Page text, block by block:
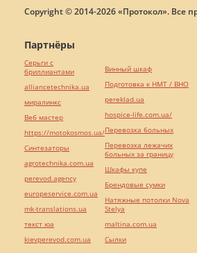
Copyright © 2014-2026 «Протокол». Все
Партнёры
Серьги с
бриллиантами
alliancetechnika.ua
миралинкс
Веб мастер
https://motokosmos.ua/
Синтезаторы
agrotechnika.com.ua
perevod.agency
europeservice.com.ua
mk-translations.ua
текст юа
kievperevod.com.ua
Винный шкаф
Подготовка к НМТ / ВНО
pereklad.ua
hospice-life.com.ua/
Перевозка больных
Перевозка лежачих
больных за границу
Шкафы купе
Брендовые сумки
Натяжные потолки Nova
Stelya
maltina.com.ua
Cылки